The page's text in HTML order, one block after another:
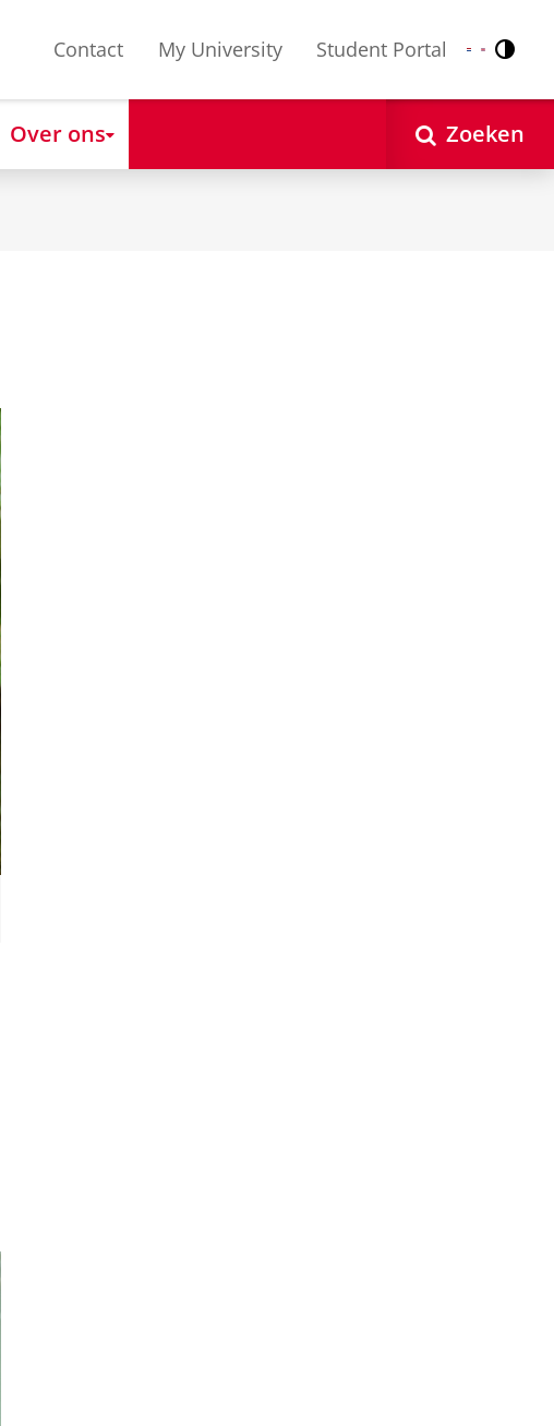
Contact My University Student Portal Nederlands
English
Over ons Zoeken